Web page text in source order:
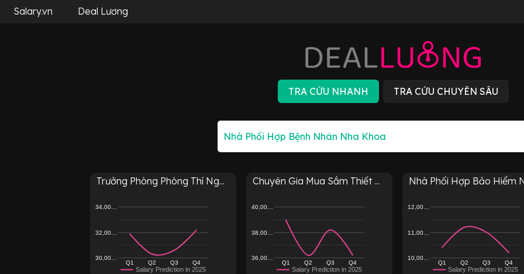
Salary.vn Deal Lương
Trưởng Phòng Phòng Thí Ng...
Salary Prediction in 2025
Q1 Q2 Q3 Q4
30,00…
32,00…
34,00…
Chuyên Gia Mua Sắm Thiết ...
Salary Prediction in 2025
Q1 Q2 Q3 Q4
36,00…
38,00…
40,00…
Nhà Phối Hợp Bảo Hiểm
Salary Prediction in 2025
Q1 Q2 Q3 Q4
10,00…
11,00…
12,00…